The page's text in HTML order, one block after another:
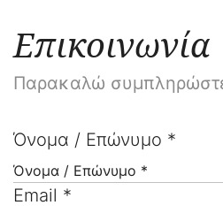
Επικοινωνία
Παρακαλώ
Όνομα / Επώνυμο *
Email *